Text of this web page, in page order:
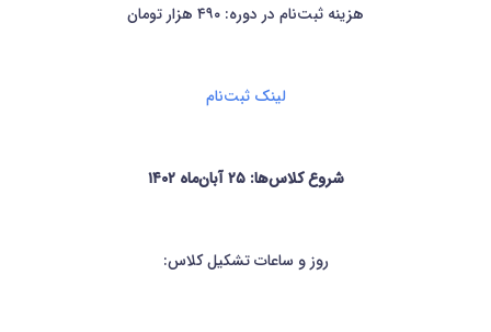
هزینه ثبت‌نام در دوره: ۴۹۰ هزار تومان
لینک ثبت‌نام
شروع کلاس‌ها: ۲۵ آبان‌ماه ۱۴۰۲
روز و ساعات تشکیل کلاس: